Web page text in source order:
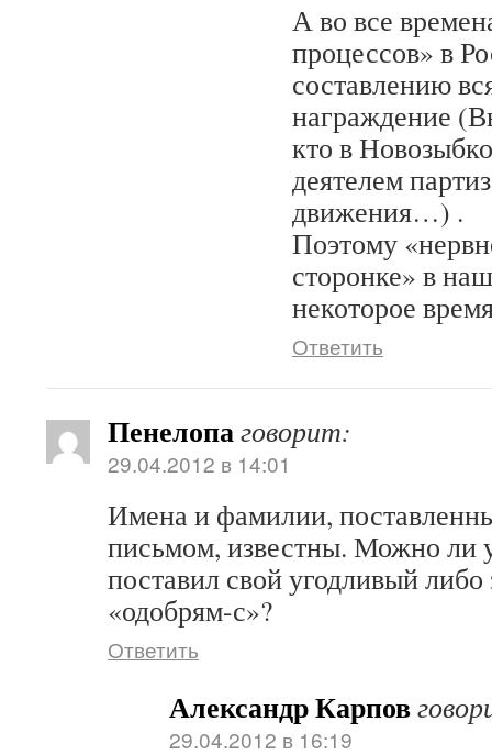
А во все
процессов» в
составлению
награждение
кто в
деятелем
движения…) .
Поэтому
сторонке» в
некоторое
Ответить
Пенелопаговорит:
29.04.2012 в 14:01
Имена и фамилии,
письмом, известны. Можно ли
поставил свой угодливый
«одобрям-с»?
Ответить
Александр Карпов
29.04.2012 в 16:19